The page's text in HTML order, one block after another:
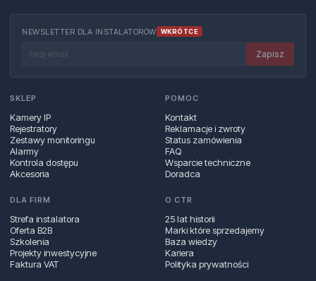
NEWSLETTER DLA INSTALATORÓW WKRÓTCE
Zapisz
SKLEP
Kamery IP
Rejestratory
Zestawy monitoringu
Alarmy
Kontrola dostępu
Akcesoria
POMOC
Kontakt
Reklamacje i zwroty
Status zamówienia
FAQ
Wsparcie techniczne
Doradca
DLA FIRM
Strefa instalatora
Oferta B2B
Szkolenia
Projekty inwestycyjne
Faktura VAT
O CTR
25 lat historii
Marki które sprzedajemy
Baza wiedzy
Kariera
Polityka prywatności